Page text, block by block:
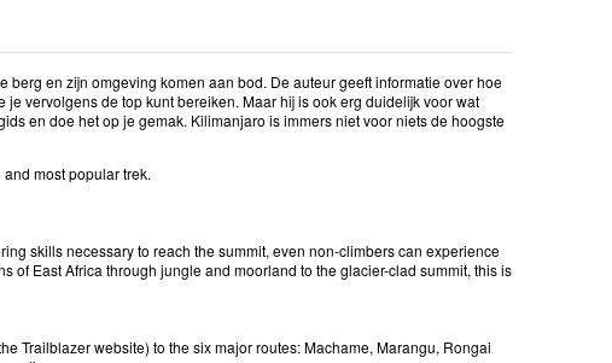
en zijn omgeving komen aan bod. De auteur geeft informatie over hoe
vervolgens de top kunt bereiken. Maar hij is ook erg duidelijk voor wat
en doe het op je gemak. Kilimanjaro is immers niet voor niets de hoogste
most popular trek.
skills necessary to reach the summit, even non-climbers can experience
of East Africa through jungle and moorland to the glacier-clad summit, this is
Trailblazer website) to the six major routes: Machame, Marangu, Rongai